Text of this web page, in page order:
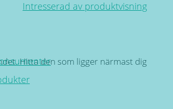
Intresserad av produktvisning
Hitta den som ligger närmast dig